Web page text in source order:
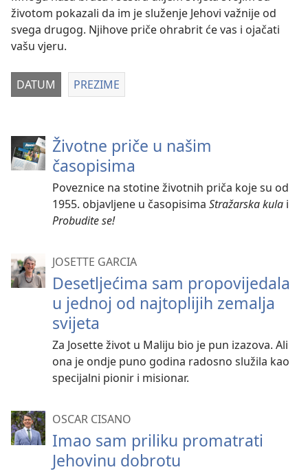
životom pokazali da im je služenje Jehovi važnije od
svega drugog. Njihove priče ohrabrit će vas i ojačati
vašu vjeru.
DATUM PREZIME
Životne priče u našim
časopisima
Poveznice na stotine životnih priča koje su od
1955. objavljene u časopisima Stražarska kula i
Probudite se!
JOSETTE GARCIA
Desetljećima sam propovijedala
u jednoj od najtoplijih zemalja
svijeta
Za Josette život u Maliju bio je pun izazova. Ali
ona je ondje puno godina radosno služila kao
specijalni pionir i misionar.
OSCAR CISANO
Imao sam priliku promatrati
Jehovinu dobrotu